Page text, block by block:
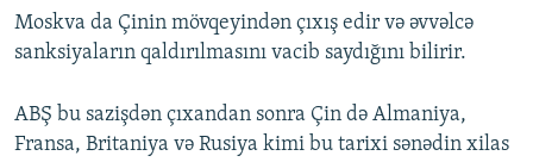
Moskva da Çinin mövqeyindən çıxış edir və əvvəlcə
sanksiyaların qaldırılmasını vacib saydığını bilirir.
ABŞ bu sazişdən çıxandan sonra Çin də Almaniya,
Fransa, Britaniya və Rusiya kimi bu tarixi sənədin xilas